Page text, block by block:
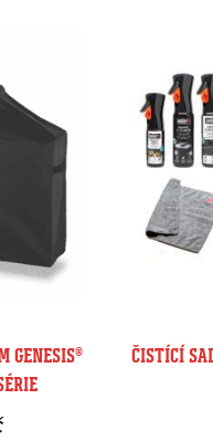
GENESIS®
ČISTÍCÍ